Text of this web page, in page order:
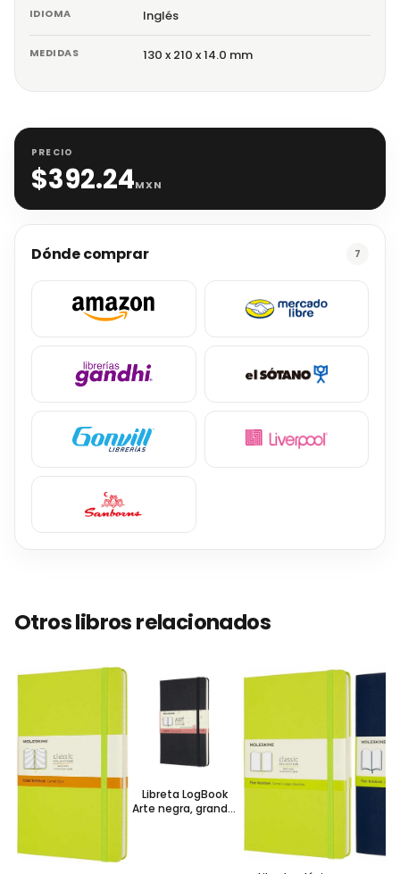
IDIOMA Inglés
MEDIDAS 130 x 210 x 14.0 mm
PRECIO
$392.24MXN
Dónde comprar 7
Otros libros relacionados
Libreta LogBook
Arte negra, grande,